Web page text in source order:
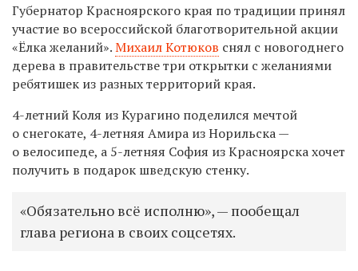
Губернатор Красноярского края по традиции принял
участие во всероссийской благотворительной акции
«Ёлка желаний».Михаил Котюков снял с новогоднего
дерева в правительстве три открытки с желаниями
ребятишек из разных территорий края.
4-летний Коля из Курагино поделился мечтой
о снегокате, 4-летняя Амира из Норильска —
о велосипеде, а 5-летняя София из Красноярска хочет
получить в подарок шведскую стенку.
«Обязательно всё исполню», — пообещал
глава региона в своих соцсетях.